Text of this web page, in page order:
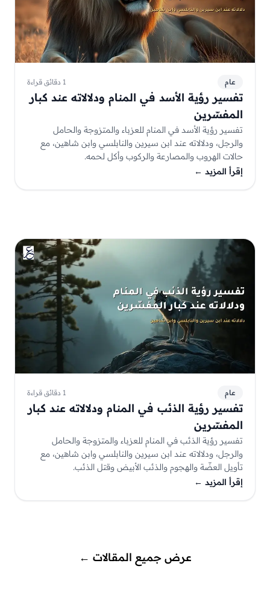
عام 1 دقائق قراءة
تفسير رؤية الأسد في المنام ودلالاته عند كبار
المفسّرين
تفسير رؤية الأسد في المنام للعزباء والمتزوجة والحامل
والرجل، ودلالاته عند ابن سيرين والنابلسي وابن شاهين، مع
حالات الهروب والمصارعة والركوب وأكل لحمه.
إقرأ المزيد ←
عام 1 دقائق قراءة
تفسير رؤية الذئب في المنام ودلالاته عند كبار
المفسّرين
تفسير رؤية الذئب في المنام للعزباء والمتزوجة والحامل
والرجل، ودلالاته عند ابن سيرين والنابلسي وابن شاهين، مع
تأويل العضّة والهجوم والذئب الأبيض وقتل الذئب.
إقرأ المزيد ←
عرض جميع المقالات ←